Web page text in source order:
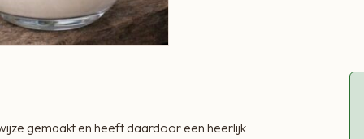
gemaakt en heeft daardoor een heerlijk